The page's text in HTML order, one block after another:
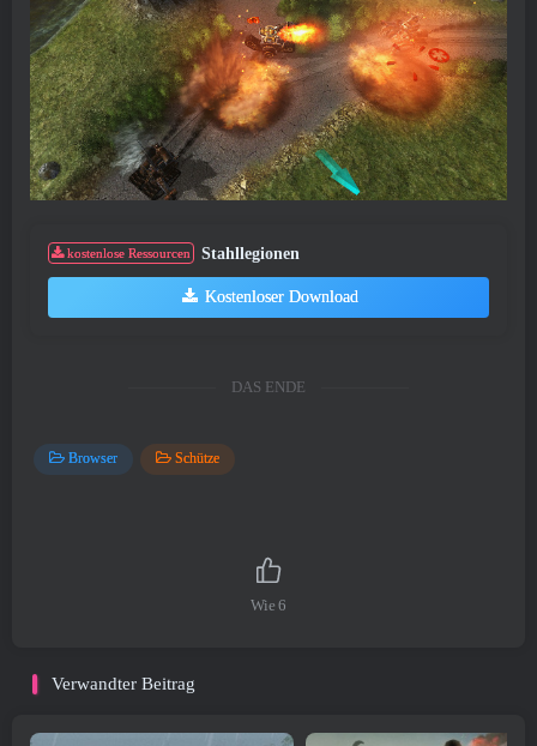
kostenlose Ressourcen Stahllegionen
Kostenloser Download
DAS ENDE
Browser Schütze
Wie 6
Verwandter Beitrag